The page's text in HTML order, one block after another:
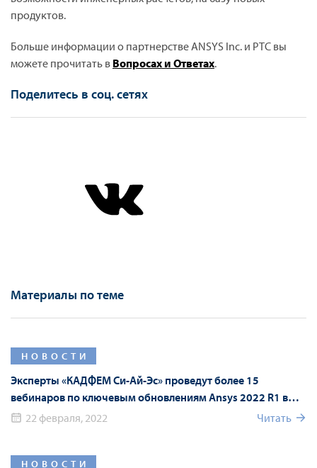
продуктов.
Больше информации о партнерстве ANSYS Inc. и PTC вы
можете прочитать в Вопросах и Ответах.
Поделитесь в соц. сетях
Материалы по теме
НОВОСТИ
Эксперты «КАДФЕМ Си-Ай-Эс» проведут более 15
вебинаров по ключевым обновлениям Ansys 2022 R1 в
рамках Форума Ansys
22 февраля, 2022 Читать
НОВОСТИ